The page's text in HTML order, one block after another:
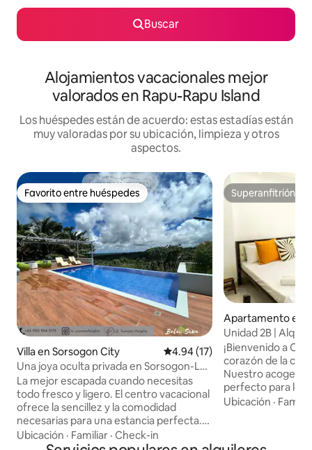
Buscar
Alojamientos vacacionales mejor
valorados en Rapu-Rapu Island
Los huéspedes están de acuerdo: estas estadías están
muy valoradas por su ubicación, limpieza y otros
aspectos.
Favorito entre huéspedes
Favorito entre huéspedes
Villa en Sorsogon City Calificación promedio: 4.94 de
4.94 (17)
Una joya oculta privada en Sorsogon-LE
Suwaan Heights
La mejor escapada cuando necesitas
todo fresco y ligero. El centro vacacional
ofrece la sencillez y la comodidad
necesarias para una estancia perfecta.
La casa está totalmente amueblada con
un amplio balcón e impresionantes vistas
Ubicación · Familiar · Check-in
Superanfitrión
Superanfitrión
Apartamento en
Unidad 2B |
ciudad de
¡Bienvenido a
corazón de la
Nuestro
perfecto para los
comodidad y
Ubicación ·